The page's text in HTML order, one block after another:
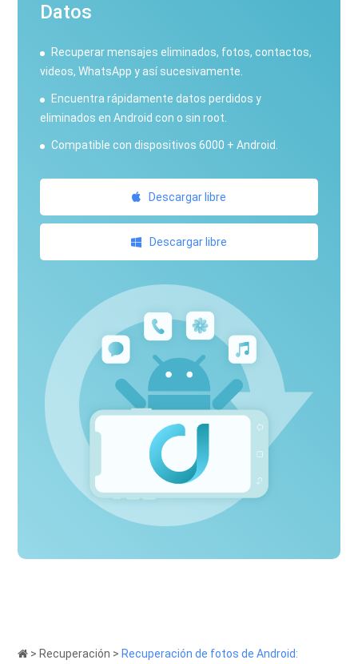
Datos
Recuperar mensajes eliminados, fotos, contactos,
videos, WhatsApp y así sucesivamente.
Encuentra rápidamente datos perdidos y
eliminados en Android con o sin root.
Compatible con dispositivos 6000 + Android.
Descargar libre
Descargar libre
> Recuperación > Recuperación de fotos de Android: